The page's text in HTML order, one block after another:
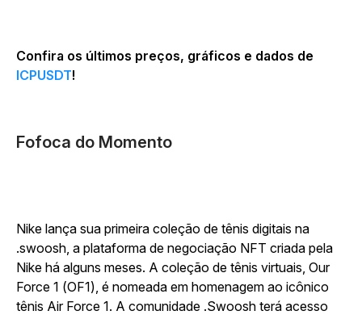
Confira os últimos preços, gráficos e dados de
ICPUSDT!
Fofoca do Momento
Nike lança sua primeira coleção de tênis digitais na
.swoosh, a plataforma de negociação NFT criada pela
Nike há alguns meses. A coleção de tênis virtuais, Our
Force 1 (OF1), é nomeada em homenagem ao icônico
tênis Air Force 1. A comunidade .Swoosh terá acesso